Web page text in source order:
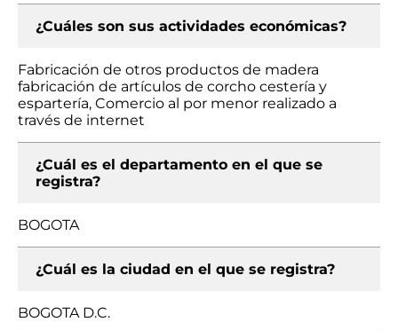
¿Cuáles son sus actividades económicas?
Fabricación de otros productos de madera
fabricación de artículos de corcho cestería y
espartería, Comercio al por menor realizado a
través de internet
¿Cuál es el departamento en el que se
registra?
BOGOTA
¿Cuál es la ciudad en el que se registra?
BOGOTA D.C.